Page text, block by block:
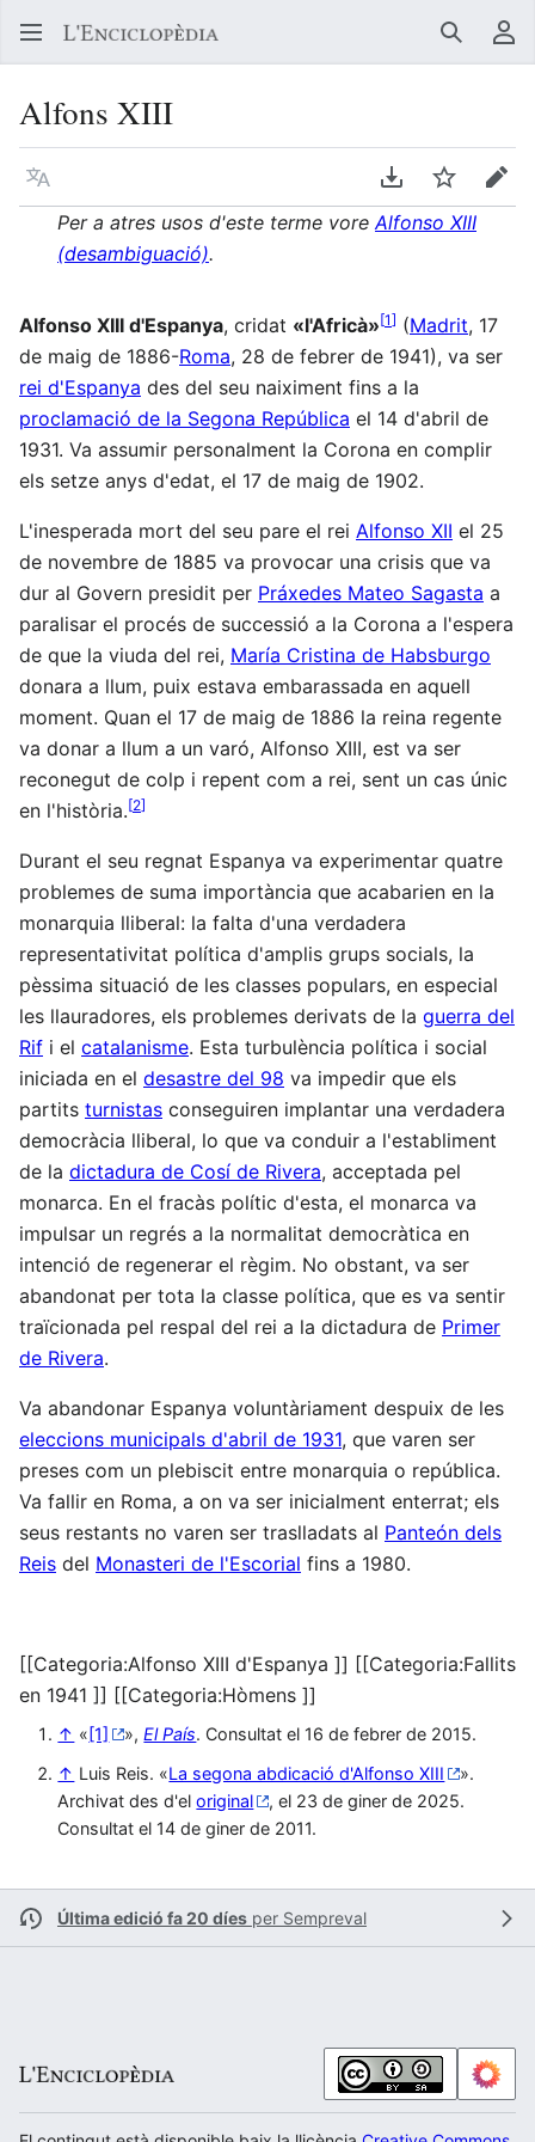
Buscar
Alfons XIII
Llegir en un atre idioma Descarregar en
Vigilar
Per a atres usos d'este terme voreAlfonso XIII
(desambiguació).
Alfonso XIII d'Espanya, cridat «l'Africà»[1] (Madrit, 17
de maig de 1886-Roma, 28 de febrer de 1941), va ser
rei d'Espanya des del seu naiximent fins a la
proclamació de la Segona República el 14 d'abril de
1931. Va assumir personalment la Corona en complir
els setze anys d'edat, el 17 de maig de 1902.
L'inesperada mort del seu pare el rei Alfonso XII el 25
de novembre de 1885 va provocar una crisis que va
dur al Govern presidit per Práxedes Mateo Sagasta a
paralisar el procés de successió a la Corona a l'espera
de que la viuda del rei, María Cristina de Habsburgo
donara a llum, puix estava embarassada en aquell
moment. Quan el 17 de maig de 1886 la reina regente
va donar a llum a un varó, Alfonso XIII, est va ser
reconegut de colp i repent com a rei, sent un cas únic
en l'història.[2]
Durant el seu regnat Espanya va experimentar quatre
problemes de suma importància que acabarien en la
monarquia lliberal: la falta d'una verdadera
representativitat política d'amplis grups socials, la
pèssima situació de les classes populars, en especial
les llauradores, els problemes derivats de la guerra del
Rif i el catalanisme. Esta turbulència política i social
iniciada en el desastre del 98 va impedir que els
partits turnistas conseguiren implantar una verdadera
democràcia lliberal, lo que va conduir a l'establiment
de la dictadura de Cosí de Rivera, acceptada pel
monarca. En el fracàs polític d'esta, el monarca va
impulsar un regrés a la normalitat democràtica en
intenció de regenerar el règim. No obstant, va ser
abandonat per tota la classe política, que es va sentir
traïcionada pel respal del rei a la dictadura de Primer
de Rivera.
Va abandonar Espanya voluntàriament despuix de les
eleccions municipals d'abril de 1931, que varen ser
preses com un plebiscit entre monarquia o república.
Va fallir en Roma, a on va ser inicialment enterrat; els
seus restants no varen ser traslladats al Panteón dels
Reis del Monasteri de l'Escorial fins a 1980.
[[Categoria:Alfonso XIII d'Espanya ]] [[Categoria:Fallits
en 1941 ]] [[Categoria:Hòmens ]]
↑ «[1] »,El País. Consultat el 16 de febrer de 2015.
↑ Luis Reis. «La segona abdicació d'Alfonso XIII
».
Archivat des d'eloriginal
, el 23 de giner de 2025.
Consultat el 14 de giner de 2011.
Última edició fa 20 díes per Sempreval